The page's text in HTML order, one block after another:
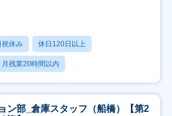
祝休み 休日120日以上
月残業20時間以内
ン部_倉庫スタッフ（船橋）【第2